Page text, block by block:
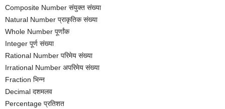
Composite Number संयुक्त संख्या
Natural Number प्राकृतिक संख्या
Whole Number पूर्णांक
Integer पूर्ण संख्या
Rational Number परिमेय संख्या
Irrational Number अपरिमेय संख्या
Fraction भिन्न
Decimal दशमलव
Percentage प्रतिशत